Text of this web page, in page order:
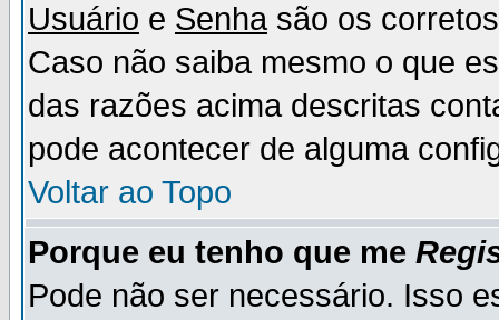
Usuário e Senhasão os
Caso não saiba mesmo o que
das razões acima descritas
pode acontecer de alguma
Voltar ao Topo
Porque eu tenho que me
Pode não ser necessário. Isso